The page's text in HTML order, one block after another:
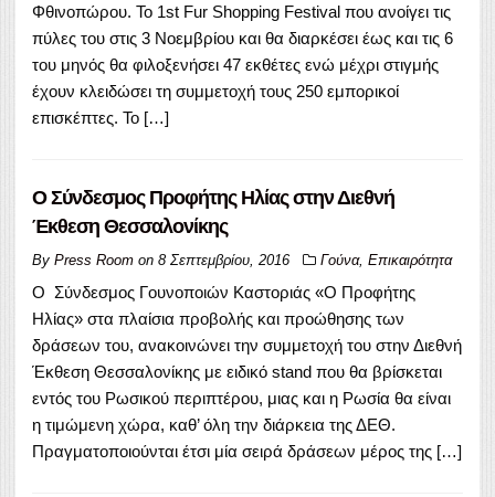
Φθινοπώρου. Το 1st Fur Shopping Festival που ανοίγει τις
πύλες του στις 3 Νοεμβρίου και θα διαρκέσει έως και τις 6
του μηνός θα φιλοξενήσει 47 εκθέτες ενώ μέχρι στιγμής
έχουν κλειδώσει τη συμμετοχή τους 250 εμπορικοί
επισκέπτες. Το […]
Ο Σύνδεσμος Προφήτης Ηλίας στην Διεθνή
Έκθεση Θεσσαλονίκης
By Press Room on 8 Σεπτεμβρίου, 2016 Γούνα, Επικαιρότητα
Ο Σύνδεσμος Γουνοποιών Καστοριάς «Ο Προφήτης
Ηλίας» στα πλαίσια προβολής και προώθησης των
δράσεων του, ανακοινώνει την συμμετοχή του στην Διεθνή
Έκθεση Θεσσαλονίκης με ειδικό stand που θα βρίσκεται
εντός του Ρωσικού περιπτέρου, μιας και η Ρωσία θα είναι
η τιμώμενη χώρα, καθ’ όλη την διάρκεια της ΔΕΘ.
Πραγματοποιούνται έτσι μία σειρά δράσεων μέρος της […]